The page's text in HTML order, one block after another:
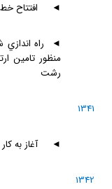
◄ افتتاح
◄
منظور تامين
رشت
1341
◄آغاز به
1342